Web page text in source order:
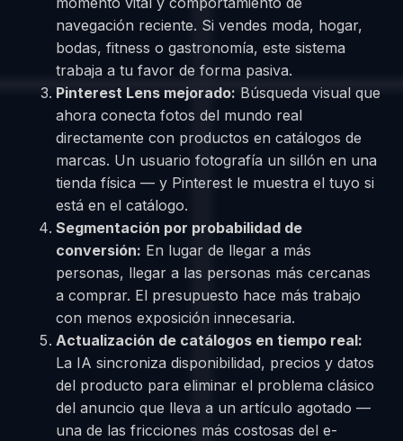
navegación reciente. Si vendes moda, hogar,
bodas, fitness o gastronomía, este sistema
trabaja a tu favor de forma pasiva.
Pinterest Lens mejorado: Búsqueda visual que
ahora conecta fotos del mundo real
directamente con productos en catálogos de
marcas. Un usuario fotografía un sillón en una
tienda física — y Pinterest le muestra el tuyo si
está en el catálogo.
Segmentación por probabilidad de
conversión: En lugar de llegar a más
personas, llegar a las personas más cercanas
a comprar. El presupuesto hace más trabajo
con menos exposición innecesaria.
Actualización de catálogos en tiempo real:
La IA sincroniza disponibilidad, precios y datos
del producto para eliminar el problema clásico
del anuncio que lleva a un artículo agotado —
una de las fricciones más costosas del e-